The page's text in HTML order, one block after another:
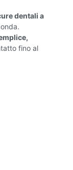
dentali a
fino al